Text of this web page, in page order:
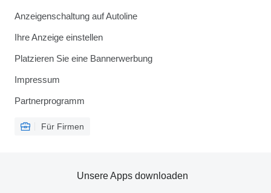
Anzeigenschaltung auf Autoline
Ihre Anzeige einstellen
Platzieren Sie eine Bannerwerbung
Impressum
Partnerprogramm
Für Firmen
Unsere Apps downloaden